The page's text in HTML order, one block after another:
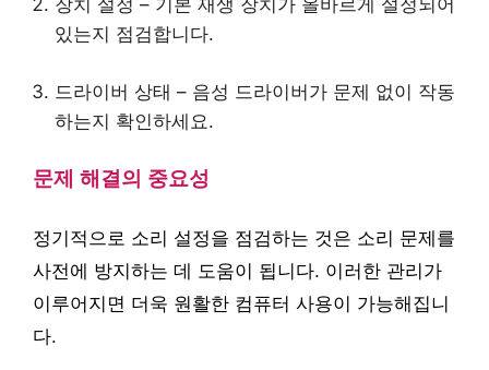
장치 설정 – 기본 재생 장치가 올바르게 설정되어
있는지 점검합니다.
드라이버 상태 – 음성 드라이버가 문제 없이 작동
하는지 확인하세요.
문제 해결의 중요성
정기적으로 소리 설정을 점검하는 것은 소리 문제를
사전에 방지하는 데 도움이 됩니다. 이러한 관리가
이루어지면 더욱 원활한 컴퓨터 사용이 가능해집니
다.